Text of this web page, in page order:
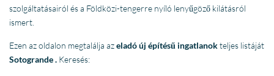
szolgáltatásairól és a Földközi-tengerre nyíló lenyűgöző kilátásról
ismert.
Ezen az oldalon megtalálja azeladó új építésű ingatlanokteljes listáját
Sotogrande . Keresés: